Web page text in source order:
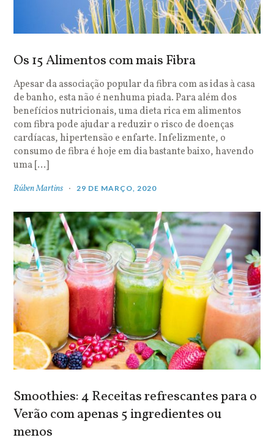
Os 15 Alimentos com mais Fibra
Apesar da associação popular da fibra com as idas à casa
de banho, esta não é nenhuma piada. Para além dos
benefícios nutricionais, uma dieta rica em alimentos
com fibra pode ajudar a reduzir o risco de doenças
cardíacas, hipertensão e enfarte. Infelizmente, o
consumo de fibra é hoje em dia bastante baixo, havendo
uma […]
Rúben Martins 29 DE MARÇO, 2020
Smoothies: 4 Receitas refrescantes para o
Verão com apenas 5 ingredientes ou
menos